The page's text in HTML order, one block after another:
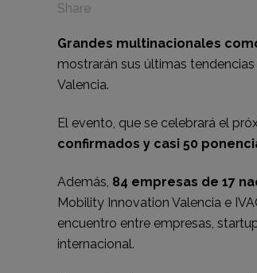
Share
Grandes multinacionales
mostrarán sus últimas
Valencia.
El evento, que se celebrará el
confirmados y casi 50
Además, 84 empresas de 17
Mobility Innovation Valencia e
encuentro entre empresas,
internacional.